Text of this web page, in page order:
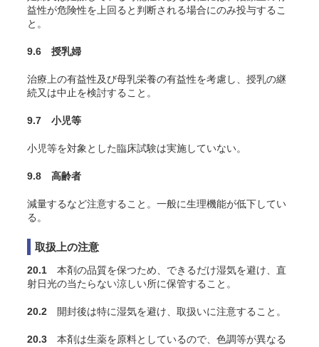
益性が危険性を上回ると判断される場合にのみ投与するこ
と。
9.6 授乳婦
治療上の有益性及び母乳栄養の有益性を考慮し、授乳の継
続又は中止を検討すること。
9.7 小児等
小児等を対象とした臨床試験は実施していない。
9.8 高齢者
減量するなど注意すること。一般に生理機能が低下してい
る。
取扱上の注意
20.1 本剤の品質を保つため、できるだけ湿気を避け、直
射日光の当たらない涼しい所に保管すること。
20.2 開封後は特に湿気を避け、取扱いに注意すること。
20.3 本剤は生薬を原料としているので、色調等が異なる